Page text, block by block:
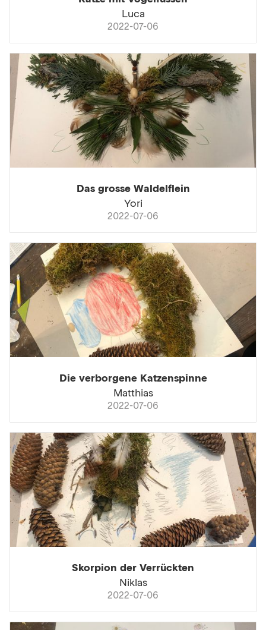
Luca
2022-07-06
Das grosse Waldelflein
Yori
2022-07-06
Die verborgene Katzenspinne
Matthias
2022-07-06
Skorpion der Verrückten
Niklas
2022-07-06